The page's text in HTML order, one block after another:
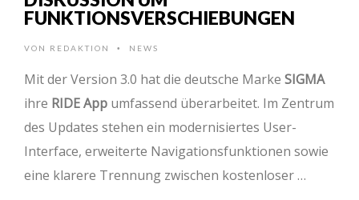
FUNKTIONSVERSCHIEBUNGEN
VON REDAKTION • NEWS
Mit der Version 3.0 hat die deutsche Marke SIGMA
ihre RIDE App umfassend überarbeitet. Im Zentrum
des Updates stehen ein modernisiertes User-
Interface, erweiterte Navigationsfunktionen sowie
eine klarere Trennung zwischen kostenloser …